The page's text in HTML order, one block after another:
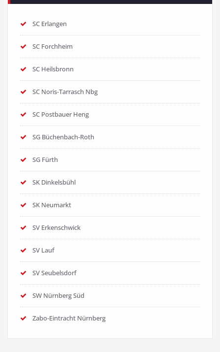
SC Erlangen
SC Forchheim
SC Heilsbronn
SC Noris-Tarrasch Nbg
SC Postbauer Heng
SG Büchenbach-Roth
SG Fürth
SK Dinkelsbühl
SK Neumarkt
SV Erkenschwick
SV Lauf
SV Seubelsdorf
SW Nürnberg Süd
Zabo-Eintracht Nürnberg